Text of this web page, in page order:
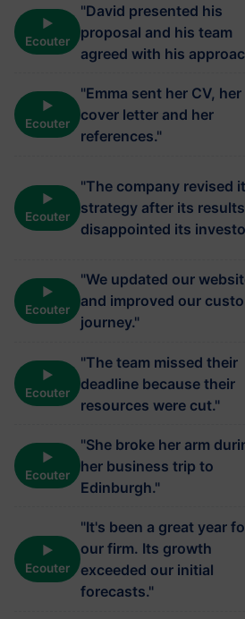
▶
Ecouter
"David presented his
proposal and his team
agreed with his
▶
Ecouter
"Emma sent her CV, her
cover letter and her
references."
▶
Ecouter
"The company revised
strategy after its results
disappointed its
▶
Ecouter
"We updated our
and improved our
journey."
▶
Ecouter
"The team missed their
deadline because their
resources were cut."
▶
Ecouter
"She broke her arm
her business trip to
Edinburgh."
▶
Ecouter
"It's been a great year
our firm. Its growth
exceeded our initial
forecasts."